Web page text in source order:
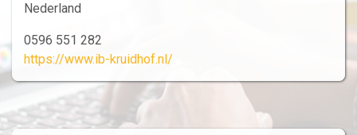
Nederland
0596 551 282
https://www.ib-kruidhof.nl/